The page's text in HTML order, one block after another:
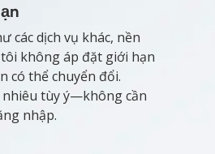
các dịch vụ khác, nền
không áp đặt giới hạn
có thể chuyển đổi.
nhiêu tùy ý—không cần
nhập.